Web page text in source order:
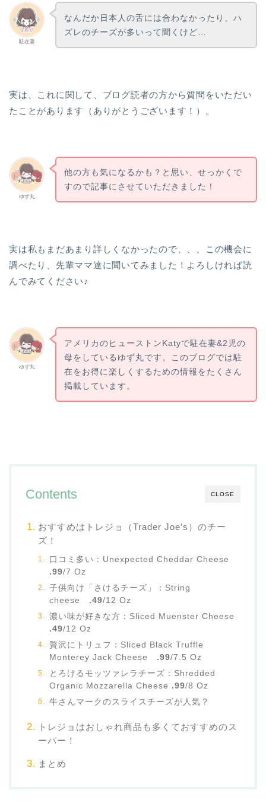
駐在妻
なんだか日本人の舌には合わなかったり、ハ
ズレのチーズが多いって聞くけど…
実は、これに関して、ブログ読者の方から質問をいただい
たことがあります（ありがとうございます！）。
ゆず丸
他の方も気になるかも？と思い、せっかくで
すので記事にさせていただきました！
実は私もまだあまり詳しくなかったので、、、この機会に
調べたり、先輩ママ達に聞いてみました！よろしければ読
んでみてください♪
ゆず丸
アメリカのヒューストンKatyで駐在妻&2児の
母をしているゆず丸です。このブログでは駐
在をお得に楽しくするための情報をたくさん
掲載しています。
CLOSE
Contents
おすすめはトレジョ（Trader Joe’s）のチー
ズ！
口コミ多い：Unexpected Cheddar Cheese
.99/7 Oz
子供向け「さけるチーズ」：String
cheese .49/12 Oz
濃い味が好きな方：Sliced Muenster Cheese
.49/12 Oz
贅沢にトリュフ：Sliced Black Truffle
Monterey Jack Cheese .99/7.5 Oz
とろけるモッツァレラチーズ：Shredded
Organic Mozzarella Cheese .99/8 Oz
牛さんマークのスライスチーズが人気？
トレジョはおしゃれ商品も多くておすすめのス
ーパー！
まとめ